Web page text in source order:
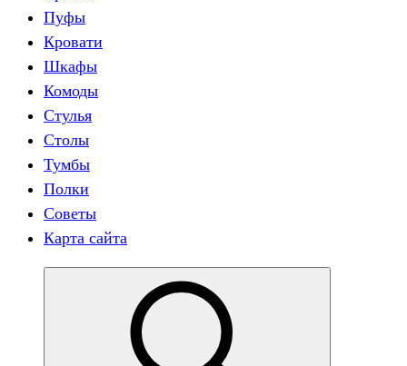
Пуфы
Кровати
Шкафы
Комоды
Стулья
Столы
Тумбы
Полки
Советы
Карта сайта